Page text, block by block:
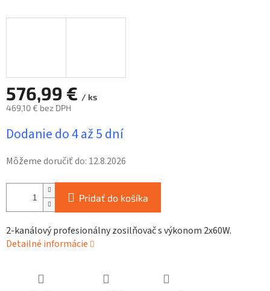
576,99 € / ks
469,10 € bez DPH
cena:
Dodanie do 4 až 5 dní
Môžeme doručiť do: 12.8.2026
Pridať do košíka
2-kanálový profesionálny zosilňovač s výkonom 2x60W.
Detailné informácie